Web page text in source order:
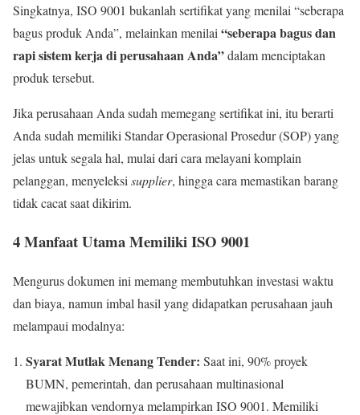
Singkatnya, ISO 9001 bukanlah sertifikat yang menilai “seberapa
bagus produk Anda”, melainkan menilai “seberapa bagus dan
rapi sistem kerja di perusahaan Anda”dalam menciptakan
produk tersebut.
Jika perusahaan Anda sudah memegang sertifikat ini, itu berarti
Anda sudah memiliki Standar Operasional Prosedur (SOP) yang
jelas untuk segala hal, mulai dari cara melayani komplain
pelanggan, menyeleksi supplier, hingga cara memastikan barang
tidak cacat saat dikirim.
4 Manfaat Utama Memiliki ISO 9001
Mengurus dokumen ini memang membutuhkan investasi waktu
dan biaya, namun imbal hasil yang didapatkan perusahaan jauh
melampaui modalnya:
Syarat Mutlak Menang Tender: Saat ini, 90% proyek
BUMN, pemerintah, dan perusahaan multinasional
mewajibkan vendornya melampirkan ISO 9001. Memiliki